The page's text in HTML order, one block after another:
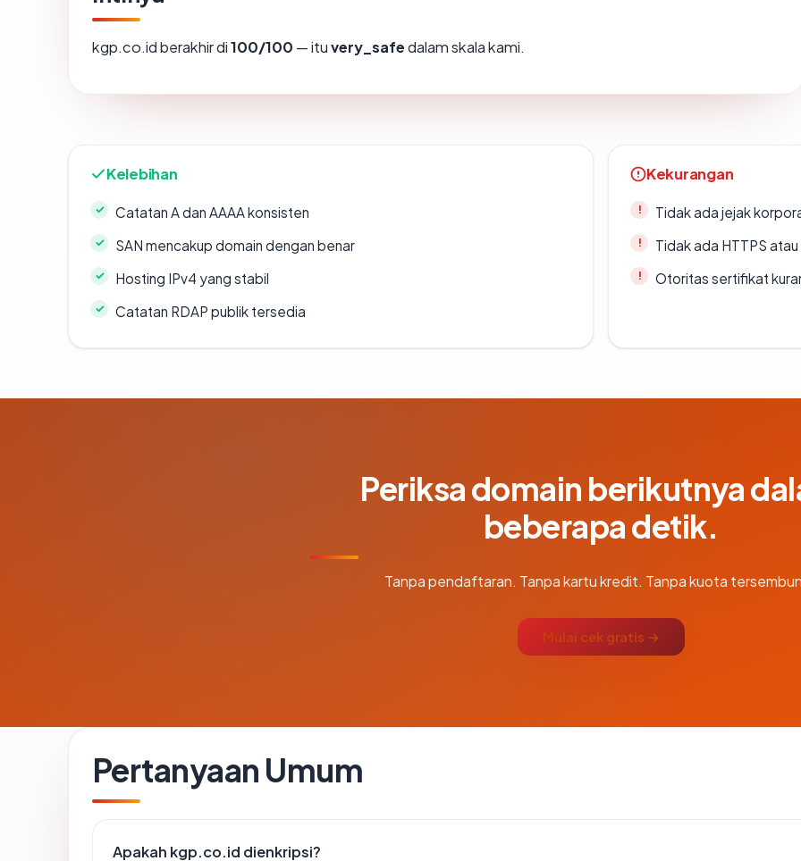
kgp.co.id berakhir di100/100 — ituvery_safedalam skala kami.
Kelebihan
Catatan A dan AAAA konsisten
SAN mencakup domain dengan benar
Hosting IPv4 yang stabil
Catatan RDAP publik tersedia
Kekurangan
Tidak ada jejak
Tidak ada HTTPS
Otoritas sertifikat
Periksa domain berikutnya
beberapa detik.
Tanpa pendaftaran. Tanpa kartu kredit. Tanpa kuota
Mulai cek gratis →
Pertanyaan Umum
Apakah kgp.co.id dienkripsi?